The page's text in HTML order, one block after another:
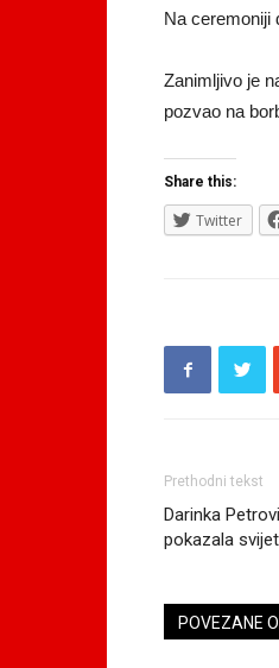
Na ceremoniji
Zanimljivo je
pozvao na
Share this:
Twitter
Prethodni tekst
Darinka
pokazala svijet
POVEZANE